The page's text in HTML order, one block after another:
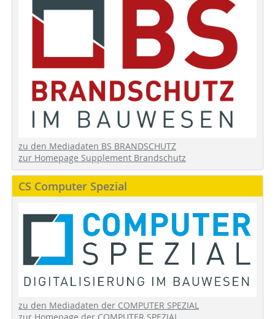
zu den Mediadaten BS BRANDSCHUTZ
zur Homepage Supplement Brandschutz
CS Computer Spezial
zu den Mediadaten der COMPUTER SPEZIAL